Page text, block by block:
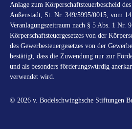
Anlage zum Körperschaftsteuerbescheid
Außenstadt, St. Nr. 349/5995/0015, vom
Veranlagungszeitraum nach § 5 Abs. 1 Nr. 9
Körperschaftsteuergesetzes von der
des Gewerbesteuergesetzes von der
bestätigt, dass die Zuwendung nur zur
und als besonders förderungswürdig
verwendet wird.
© 2026 v. Bodelschwinghsche Stiftungen